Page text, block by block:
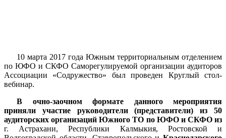
10 марта 2017 года Южным территориальным отделением
по ЮФО и СКФО Саморегулируемой организации аудиторов
Ассоциации «Содружество» был проведен Круглый стол-
вебинар.
В очно-заочном формате данного мероприятия
приняли участие руководители (представители) из 50
аудиторских организаций Южного ТО по ЮФО и СКФО из
г. Астрахани, Республики Калмыкия, Ростовской и